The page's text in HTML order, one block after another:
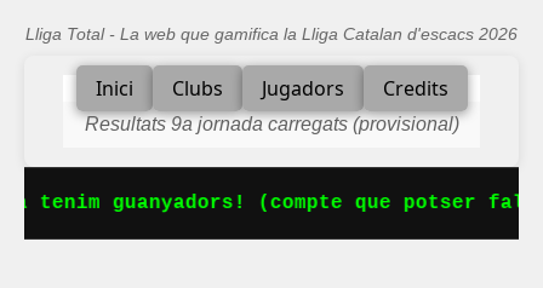
Lliga Total - La web que gamifica la Lliga Catalan d'escacs 2026
Inici Clubs Jugadors Credits
Resultats 9a jornada carregats (provisional)
tenim guanyadors! (compte que potser